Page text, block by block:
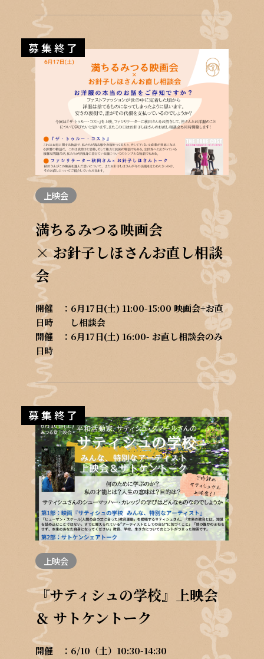
募集終了
上映会
満ちるみつる映画会
× お針子しほさんお直し相談
会
開催
日時
6月17日(土) 11:00-15:00 映画会+お直
し相談会
開催
日時
6月17日(土) 16:00- お直し相談会のみ
募集終了
上映会
『サティシュの学校』上映会
＆ サトケントーク
開催
6/10（土）10:30-14:30